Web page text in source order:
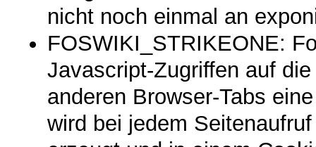
nicht noch einmal an
FOSWIKI_STRIKEONE:
Javascript-Zugriffen auf
anderen Browser-Tabs
wird bei jedem